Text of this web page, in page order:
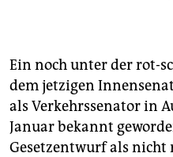
Ein noch unter der rot-
dem jetzigen
als Verkehrssenator in
Januar bekannt
Gesetzentwurf als